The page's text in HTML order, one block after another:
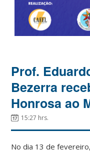
Prof.
Bezerra
Honrosa ao
15:27 hrs.
No dia 13 de